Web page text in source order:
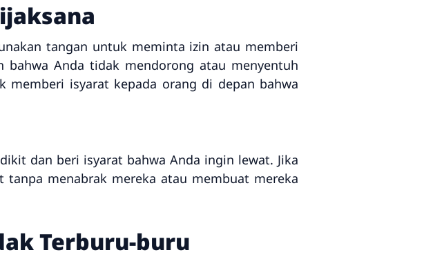
tangan untuk meminta izin atau memberi
Anda tidak mendorong atau menyentuh
memberi isyarat kepada orang di depan bahwa
dan beri isyarat bahwa Anda ingin lewat. Jika
menabrak mereka atau membuat mereka
Terburu-buru